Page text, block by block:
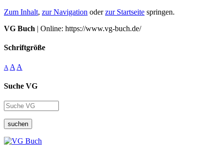
Zum Inhalt, zur Navigation oderzur Startseite springen.
VG Buch | Online: https://www.vg-buch.de/
Schriftgröße
A A A
Suche VG
suchen